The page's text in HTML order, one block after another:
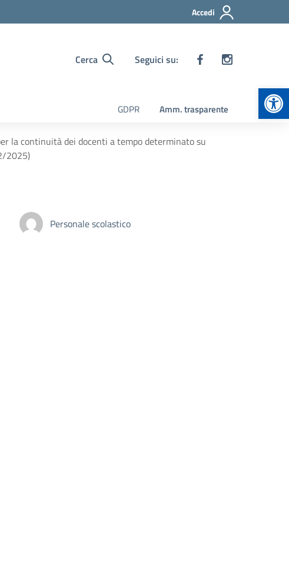
Accedi
Cerca Seguici su:
GDPR Amm. trasparente
la continuità dei docenti a tempo determinato su
2025)
Personale scolastico